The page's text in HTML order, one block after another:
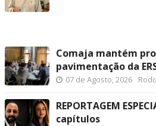
Comaja mantém
pavimentação da
07 de Agosto, 2026
REPORTAGEM
capítulos